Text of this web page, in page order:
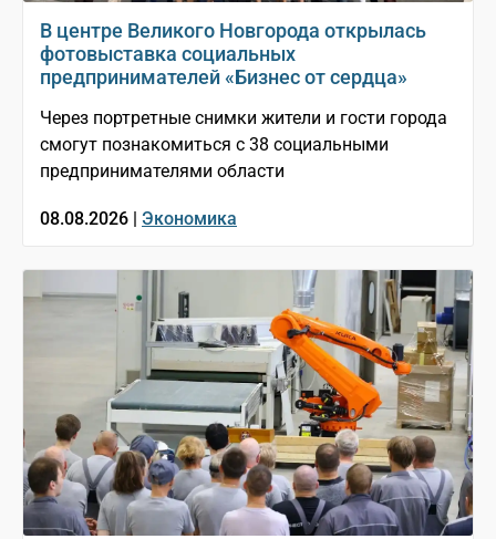
В центре Великого Новгорода открылась
фотовыставка социальных
предпринимателей «Бизнес от сердца»
Через портретные снимки жители и гости города
смогут познакомиться с 38 социальными
предпринимателями области
08.08.2026 | Экономика